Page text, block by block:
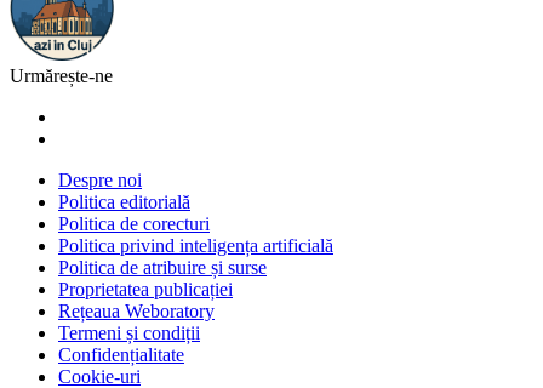
Urmărește-ne
Despre noi
Politica editorială
Politica de corecturi
Politica privind inteligența artificială
Politica de atribuire și surse
Proprietatea publicației
Rețeaua Weboratory
Termeni și condiții
Confidențialitate
Cookie-uri